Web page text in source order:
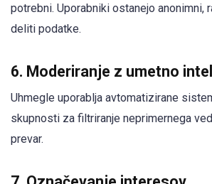
potrebni. Uporabniki ostanejo anonimni,
deliti podatke.
6. Moderiranje z umetno
Uhmegle uporablja avtomatizirane
skupnosti za filtriranje neprimernega
prevar.